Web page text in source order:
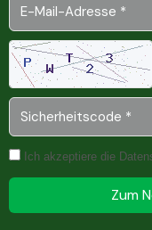
Ich akzeptiere die
Zum